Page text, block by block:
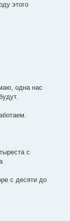
этого
одна нас
с
с десяти до